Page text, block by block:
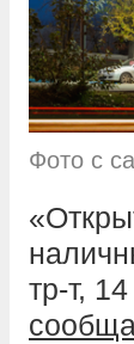
Фото с
тр-т,